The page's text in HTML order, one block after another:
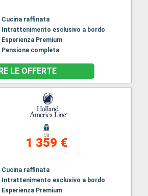
Cucina raffinata
Intrattenimento esclusivo a bordo
Esperienza Premium
Pensione completa
LE OFFERTE
da
1 359 €
Cucina raffinata
Intrattenimento esclusivo a bordo
Esperienza Premium